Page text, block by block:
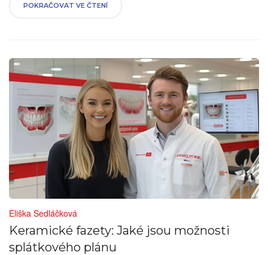
Projdeme si několik nejlepších značek a rady pro správné čištění
POKRAČOVAT VE ČTENÍ
Eliška Sedláčková
Keramické fazety: Jaké jsou možnosti
splátkového plánu